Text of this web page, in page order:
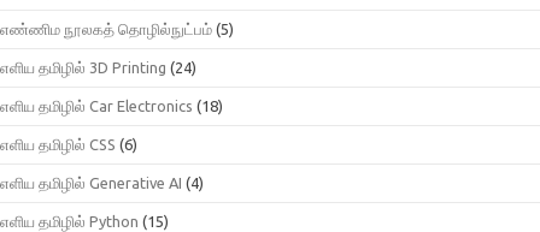
எண்ணிம நூலகத் தொழில்நுட்பம் (5)
எளிய தமிழில் 3D Printing (24)
எளிய தமிழில் Car Electronics (18)
எளிய தமிழில் CSS (6)
எளிய தமிழில் Generative AI (4)
எளிய தமிழில் Python (15)